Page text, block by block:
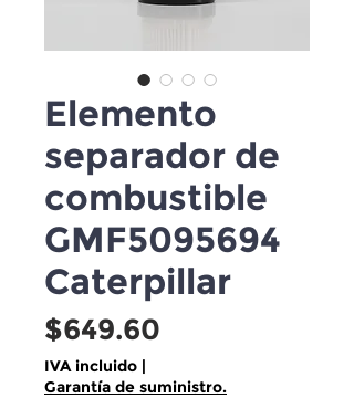
Elemento
separador de
combustible
GMF5095694
Caterpillar
$649.60
IVA incluido |
Garantía de suministro.